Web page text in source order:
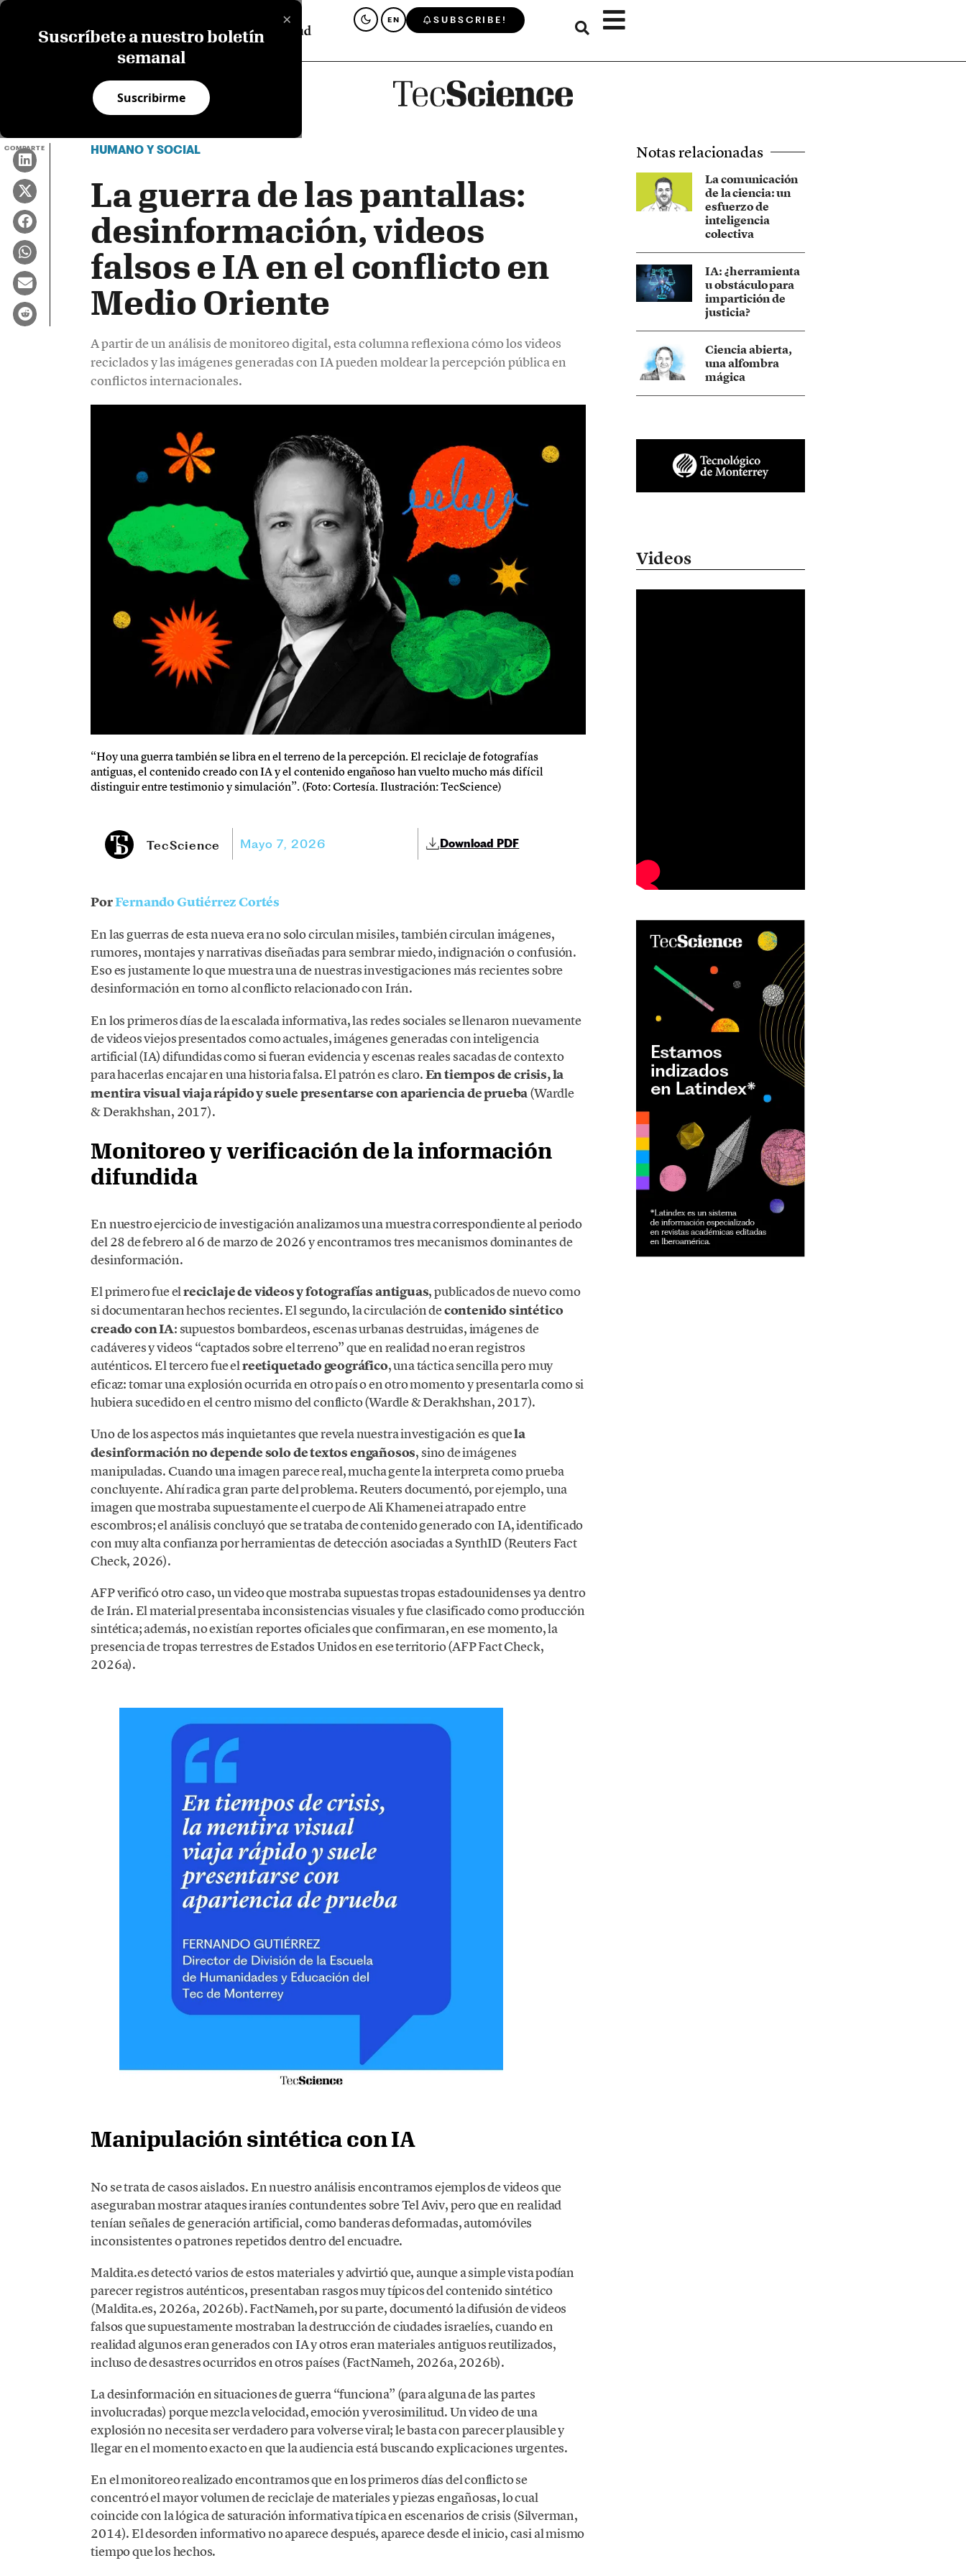
×
Suscríbete a nuestro boletín
semanal
Suscribirme
EN SUBSCRIBE!
COMPARTE HUMANO Y SOCIAL
La guerra de las pantallas:
desinformación, videos
falsos e IA en el conflicto en
Medio Oriente
A partir de un análisis de monitoreo digital, esta columna reflexiona cómo los videos
reciclados y las imágenes generadas con IA pueden moldear la percepción pública en
conflictos internacionales.
“Hoy una guerra también se libra en el terreno de la percepción. El reciclaje de fotografías
antiguas, el contenido creado con IA y el contenido engañoso han vuelto mucho más difícil
distinguir entre testimonio y simulación”. (Foto: Cortesía. Ilustración: TecScience)
TecScience Mayo 7, 2026 Download PDF
PorFernando Gutiérrez Cortés
En las guerras de esta nueva era no solo circulan misiles, también circulan imágenes,
rumores, montajes y narrativas diseñadas para sembrar miedo, indignación o confusión.
Eso es justamente lo que muestra una de nuestras investigaciones más recientes sobre
desinformación en torno al conflicto relacionado con Irán.
En los primeros días de la escalada informativa, las redes sociales se llenaron nuevamente
de videos viejos presentados como actuales, imágenes generadas con inteligencia
artificial (IA) difundidas como si fueran evidencia y escenas reales sacadas de contexto
para hacerlas encajar en una historia falsa. El patrón es claro.En tiempos de crisis, la
mentira visual viaja rápido y suele presentarse con apariencia de prueba(Wardle
& Derakhshan, 2017).
Monitoreo y verificación de la información
difundida
En nuestro ejercicio de investigación analizamos una muestra correspondiente al periodo
del 28 de febrero al 6 de marzo de 2026 y encontramos tres mecanismos dominantes de
desinformación.
El primero fue elreciclaje de videos y fotografías antiguas, publicados de nuevo como
si documentaran hechos recientes. El segundo, la circulación decontenido sintético
creado con IA: supuestos bombardeos, escenas urbanas destruidas, imágenes de
cadáveres y videos “captados sobre el terreno” que en realidad no eran registros
auténticos. El tercero fue elreetiquetado geográfico, una táctica sencilla pero muy
eficaz: tomar una explosión ocurrida en otro país o en otro momento y presentarla como si
hubiera sucedido en el centro mismo del conflicto (Wardle & Derakhshan, 2017).
Uno de los aspectos más inquietantes que revela nuestra investigación es quela
desinformación no depende solo de textos engañosos, sino de imágenes
manipuladas. Cuando una imagen parece real, mucha gente la interpreta como prueba
concluyente. Ahí radica gran parte del problema. Reuters documentó, por ejemplo, una
imagen que mostraba supuestamente el cuerpo de Ali Khamenei atrapado entre
escombros; el análisis concluyó que se trataba de contenido generado con IA, identificado
con muy alta confianza por herramientas de detección asociadas a SynthID (Reuters Fact
Check, 2026).
AFP verificó otro caso, un video que mostraba supuestas tropas estadounidenses ya dentro
de Irán. El material presentaba inconsistencias visuales y fue clasificado como producción
sintética; además, no existían reportes oficiales que confirmaran, en ese momento, la
presencia de tropas terrestres de Estados Unidos en ese territorio (AFP Fact Check,
2026a).
Manipulación sintética con IA
No se trata de casos aislados. En nuestro análisis encontramos ejemplos de videos que
aseguraban mostrar ataques iraníes contundentes sobre Tel Aviv, pero que en realidad
tenían señales de generación artificial, como banderas deformadas, automóviles
inconsistentes o patrones repetidos dentro del encuadre.
Maldita.es detectó varios de estos materiales y advirtió que, aunque a simple vista podían
parecer registros auténticos, presentaban rasgos muy típicos del contenido sintético
(Maldita.es, 2026a, 2026b). FactNameh, por su parte, documentó la difusión de videos
falsos que supuestamente mostraban la destrucción de ciudades israelíes, cuando en
realidad algunos eran generados con IA y otros eran materiales antiguos reutilizados,
incluso de desastres ocurridos en otros países (FactNameh, 2026a, 2026b).
La desinformación en situaciones de guerra “funciona” (para alguna de las partes
involucradas) porque mezcla velocidad, emoción y verosimilitud. Un video de una
explosión no necesita ser verdadero para volverse viral; le basta con parecer plausible y
llegar en el momento exacto en que la audiencia está buscando explicaciones urgentes.
En el monitoreo realizado encontramos que en los primeros días del conflicto se
concentró el mayor volumen de reciclaje de materiales y piezas engañosas, lo cual
coincide con la lógica de saturación informativa típica en escenarios de crisis (Silverman,
2014). El desorden informativo no aparece después, aparece desde el inicio, casi al mismo
tiempo que los hechos.
Notas relacionadas
La comunicación
de la ciencia: un
esfuerzo de
inteligencia
colectiva
IA: ¿herramienta
u obstáculo para
impartición de
justicia?
Ciencia abierta,
una alfombra
mágica
Videos